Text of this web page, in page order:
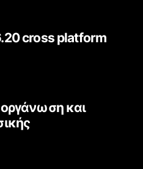
cross platform
και